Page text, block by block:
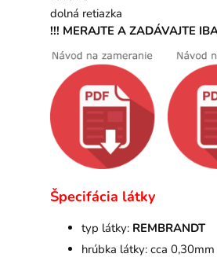
dolná retiazka
!!! MERAJTE A ZADÁVAJTE
Špecifácia látky
typ látky: REMBRANDT
hrúbka látky: cca 0,30mm